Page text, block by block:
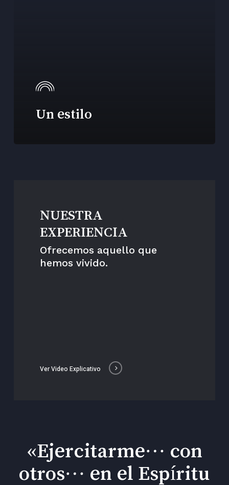
Un estilo
NUESTRA
EXPERIENCIA
Ofrecemos aquello que
hemos vivido.
Ver Video Explicativo
«Ejercitarme… con
otros… en el Espíritu